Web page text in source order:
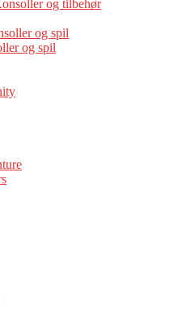
og tilbehør
og spil
og spil